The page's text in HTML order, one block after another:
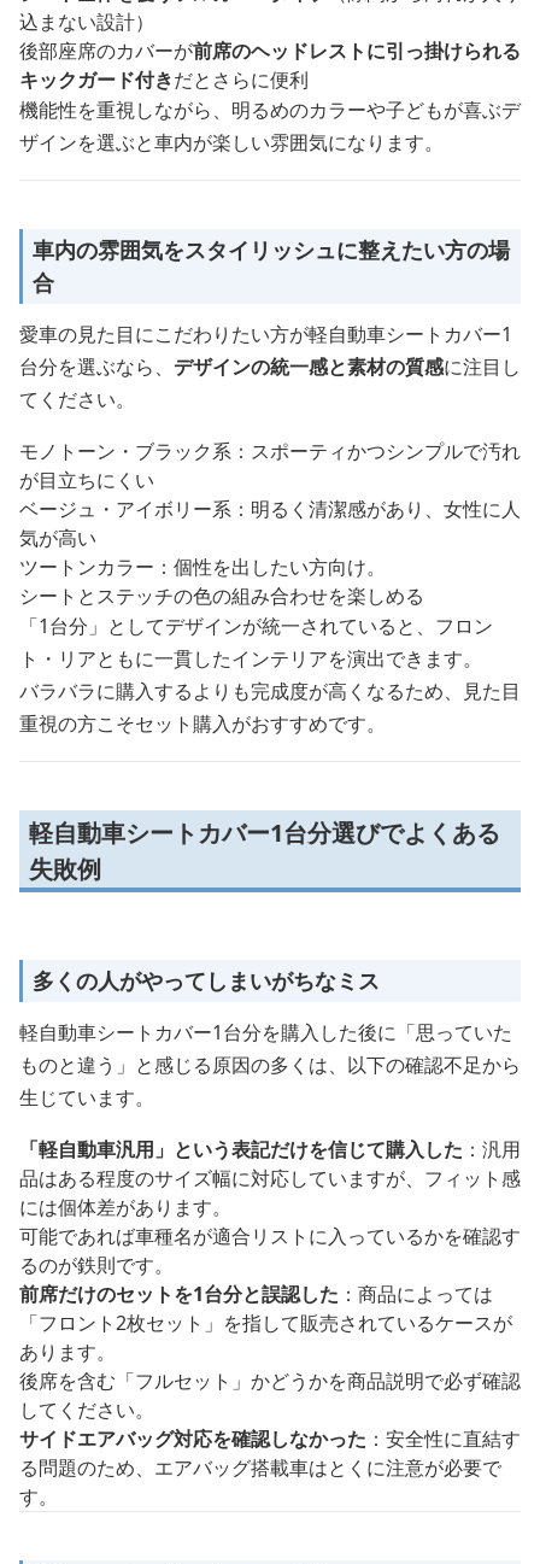
込まない設計）
後部座席のカバーが前席のヘッドレストに引っ掛けられる
キックガード付きだとさらに便利
機能性を重視しながら、明るめのカラーや子どもが喜ぶデ
ザインを選ぶと車内が楽しい雰囲気になります。
車内の雰囲気をスタイリッシュに整えたい方の場
合
愛車の見た目にこだわりたい方が軽自動車シートカバー1
台分を選ぶなら、 デザインの統一感と素材の質感に注目し
てください。
モノトーン・ブラック系：スポーティかつシンプルで汚れ
が目立ちにくい
ベージュ・アイボリー系：明るく清潔感があり、女性に人
気が高い
ツートンカラー：個性を出したい方向け。
シートとステッチの色の組み合わせを楽しめる
「1台分」としてデザインが統一されていると、フロン
ト・リアともに一貫したインテリアを演出できます。
バラバラに購入するよりも完成度が高くなるため、見た目
重視の方こそセット購入がおすすめです。
軽自動車シートカバー1台分選びでよくある
失敗例
多くの人がやってしまいがちなミス
軽自動車シートカバー1台分を購入した後に「思っていた
ものと違う」と感じる原因の多くは、以下の確認不足から
生じています。
「軽自動車汎用」という表記だけを信じて購入した ：汎用
品はある程度のサイズ幅に対応していますが、フィット感
には個体差があります。
可能であれば車種名が適合リストに入っているかを確認す
るのが鉄則です。
前席だけのセットを1台分と誤認した ：商品によっては
「フロント2枚セット」を指して販売されているケースが
あります。
後席を含む「フルセット」かどうかを商品説明で必ず確認
してください。
サイドエアバッグ対応を確認しなかった ：安全性に直結す
る問題のため、エアバッグ搭載車はとくに注意が必要で
す。